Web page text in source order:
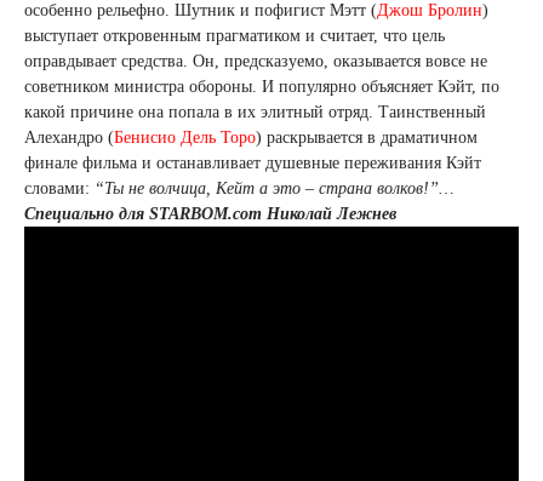
особенно рельефно. Шутник и пофигист Мэтт (Джош Бролин)
выступает откровенным прагматиком и считает, что цель
оправдывает средства. Он, предсказуемо, оказывается вовсе не
советником министра обороны. И популярно объясняет Кэйт, по
какой причине она попала в их элитный отряд. Таинственный
Алехандро (Бенисио Дель Торо) раскрывается в драматичном
финале фильма и останавливает душевные переживания Кэйт
словами: “Ты не волчица, Кейт а это – страна волков!”…
Специально для STARBOM.com Николай Лежнев